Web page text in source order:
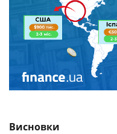
Висновки